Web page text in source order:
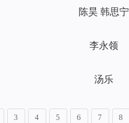
陈昊 韩思宁
李永领
汤乐
3 4 5 6 7 8